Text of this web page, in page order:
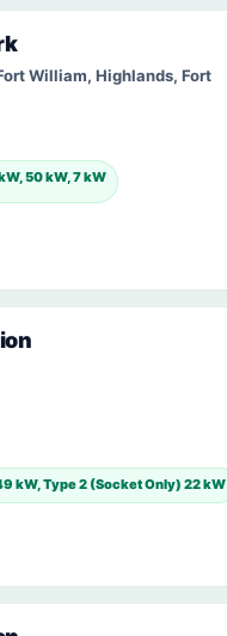
William, Highlands, Fort
50 kW, 7 kW
kW, Type 2 (Socket Only) 22 kW